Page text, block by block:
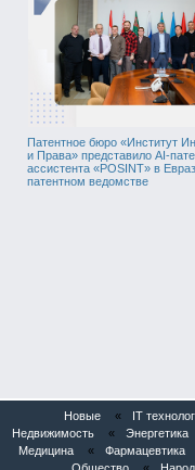
Патентное бюро «Институт
и Права» представило AI-
ассистента «POSINT» в
патентном ведомстве
Новые « IT
Недвижимость
« Энергетика
Медицина
« Фармацевтика